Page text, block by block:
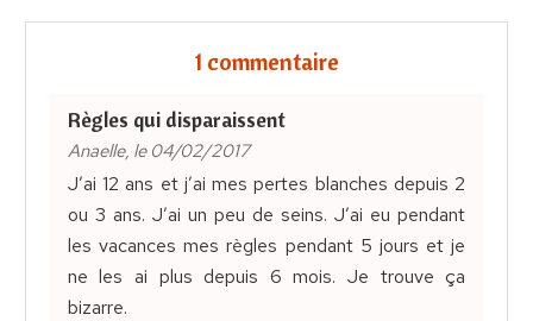
1 commentaire
Règles qui disparaissent
Anaelle, le 04/02/2017
J’ai 12 ans et j’ai mes pertes blanches depuis 2
ou 3 ans. J’ai un peu de seins. J’ai eu pendant
les vacances mes règles pendant 5 jours et je
ne les ai plus depuis 6 mois. Je trouve ça
bizarre.